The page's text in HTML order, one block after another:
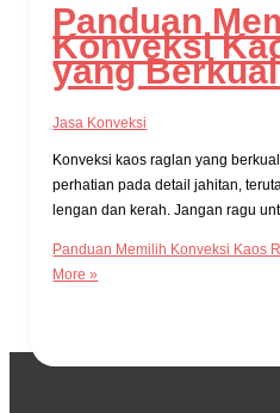
Panduan
Konveksi
yang
Jasa Konveksi
Konveksi kaos raglan yang
perhatian pada detail jahitan,
lengan dan kerah. Jangan ragu
Panduan Memilih Konveksi Kaos
More »